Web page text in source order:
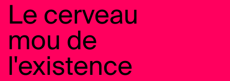
Le cerveau
mou de
l'existence